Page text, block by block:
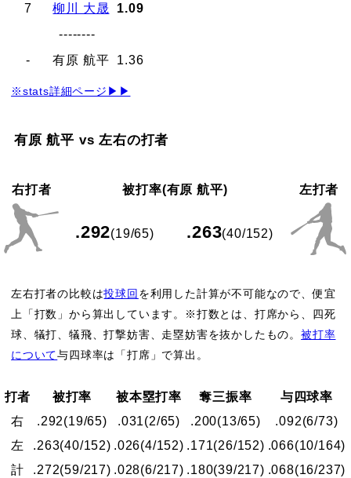
7 柳川 大晟
1.09
--------
-
有原 航平 1.36
※stats詳細ページ▶▶
有原 航平 vs 左右の打者
右打者 被打率(有原 航平) 左打者
.292(19/65) .263(40/152)
左右打者の比較は投球回 を利用した計算が不可能なので、便宜
上「打数」から算出しています。※打数とは、打席から、四死
球、犠打、犠飛、打撃妨害、走塁妨害を抜かしたもの。被打率
について与四球率は「打席」で算出。
打者 被打率 被本塁打率 奪三振率
与四球率
右
.292(19/65) .031(2/65) .200(13/65) .092(6/73)
左
.263(40/152) .026(4/152) .171(26/152) .066(10/164)
計
.272(59/217) .028(6/217) .180(39/217) .068(16/237)